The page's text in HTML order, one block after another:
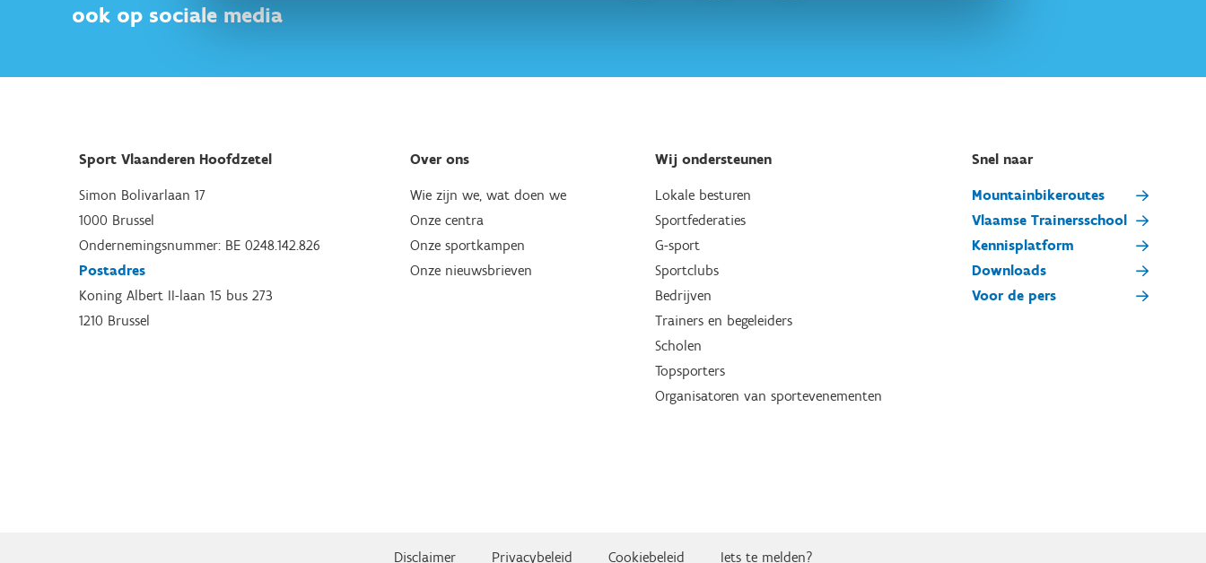
ook op sociale media
Sport Vlaanderen Hoofdzetel
Simon Bolivarlaan 17
1000 Brussel
Ondernemingsnummer: BE 0248.142.826
Postadres
Koning Albert II-laan 15 bus 273
1210 Brussel
Over ons
Wie zijn we, wat doen we
Onze centra
Onze sportkampen
Onze nieuwsbrieven
Wij ondersteunen
Lokale besturen
Sportfederaties
G-sport
Sportclubs
Bedrijven
Trainers en begeleiders
Scholen
Topsporters
Organisatoren van sportevenementen
Snel naar
Mountainbikeroutes
Vlaamse Trainersschool
Kennisplatform
Downloads
Voor de pers
Disclaimer Privacybeleid Cookiebeleid Iets te melden?